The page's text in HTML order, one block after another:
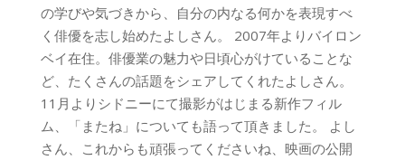
の学びや気づきから、自分の内なる何かを表現すべ
く俳優を志し始めたよしさん。 2007年よりバイロン
ベイ在住。俳優業の魅力や日頃心がけていることな
ど、たくさんの話題をシェアしてくれたよしさん。
11月よりシドニーにて撮影がはじまる新作フィル
ム、「またね」についても語って頂きました。 よし
さん、これからも頑張ってくださいね、映画の公開